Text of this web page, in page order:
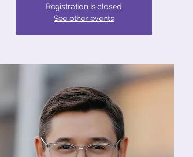
Registration is closed
See other events